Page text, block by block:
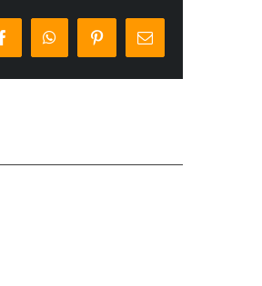
FacebookWhatsAppPinterest
E-
Mail